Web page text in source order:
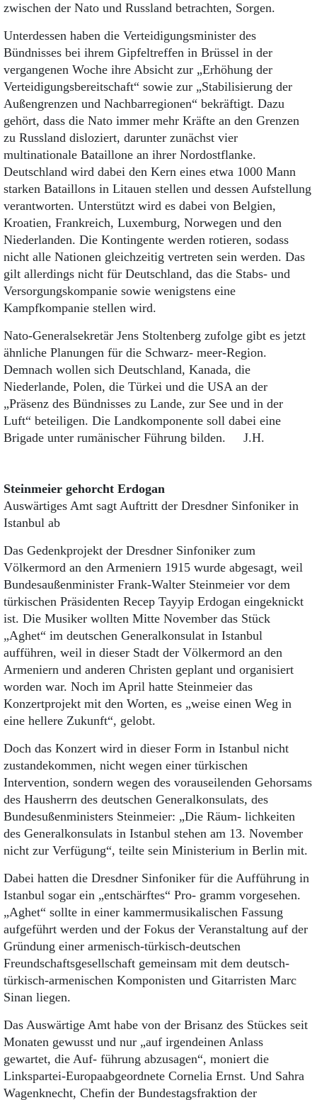
zwischen der Nato und Russland betrachten, Sorgen.
Unterdessen haben die Verteidigungsminister des
Bündnisses bei ihrem Gipfeltreffen in Brüssel in der
vergangenen Woche ihre Absicht zur „Erhöhung der
Verteidigungsbereitschaft“ sowie zur „Stabilisierung der
Außengrenzen und Nachbarregionen“ bekräftigt. Dazu
gehört, dass die Nato immer mehr Kräfte an den Grenzen
zu Russland disloziert, darunter zunächst vier
multinationale Bataillone an ihrer Nordostflanke.
Deutschland wird dabei den Kern eines etwa 1000 Mann
starken Bataillons in Litauen stellen und dessen Aufstellung
verantworten. Unterstützt wird es dabei von Belgien,
Kroatien, Frankreich, Luxemburg, Norwegen und den
Niederlanden. Die Kontingente werden rotieren, sodass
nicht alle Nationen gleichzeitig vertreten sein werden. Das
gilt allerdings nicht für Deutschland, das die Stabs- und
Versorgungskompanie sowie wenigstens eine
Kampfkompanie stellen wird.
Nato-Generalsekretär Jens Stoltenberg zufolge gibt es jetzt
ähnliche Planungen für die Schwarz- meer-Region.
Demnach wollen sich Deutschland, Kanada, die
Niederlande, Polen, die Türkei und die USA an der
„Präsenz des Bündnisses zu Lande, zur See und in der
Luft“ beteiligen. Die Landkomponente soll dabei eine
Brigade unter rumänischer Führung bilden. J.H.
Steinmeier gehorcht Erdogan
Auswärtiges Amt sagt Auftritt der Dresdner Sinfoniker in
Istanbul ab
Das Gedenkprojekt der Dresdner Sinfoniker zum
Völkermord an den Armeniern 1915 wurde abgesagt, weil
Bundesaußenminister Frank-Walter Steinmeier vor dem
türkischen Präsidenten Recep Tayyip Erdogan eingeknickt
ist. Die Musiker wollten Mitte November das Stück
„Aghet“ im deutschen Generalkonsulat in Istanbul
aufführen, weil in dieser Stadt der Völkermord an den
Armeniern und anderen Christen geplant und organisiert
worden war. Noch im April hatte Steinmeier das
Konzertprojekt mit den Worten, es „weise einen Weg in
eine hellere Zukunft“, gelobt.
Doch das Konzert wird in dieser Form in Istanbul nicht
zustandekommen, nicht wegen einer türkischen
Intervention, sondern wegen des vorauseilenden Gehorsams
des Hausherrn des deutschen Generalkonsulats, des
Bundesußenministers Steinmeier: „Die Räum- lichkeiten
des Generalkonsulats in Istanbul stehen am 13. November
nicht zur Verfügung“, teilte sein Ministerium in Berlin mit.
Dabei hatten die Dresdner Sinfoniker für die Aufführung in
Istanbul sogar ein „entschärftes“ Pro- gramm vorgesehen.
„Aghet“ sollte in einer kammermusikalischen Fassung
aufgeführt werden und der Fokus der Veranstaltung auf der
Gründung einer armenisch-türkisch-deutschen
Freundschaftsgesellschaft gemeinsam mit dem deutsch-
türkisch-armenischen Komponisten und Gitarristen Marc
Sinan liegen.
Das Auswärtige Amt habe von der Brisanz des Stückes seit
Monaten gewusst und nur „auf irgendeinen Anlass
gewartet, die Auf- führung abzusagen“, moniert die
Linkspartei-Europaabgeordnete Cornelia Ernst. Und Sahra
Wagenknecht, Chefin der Bundestagsfraktion der